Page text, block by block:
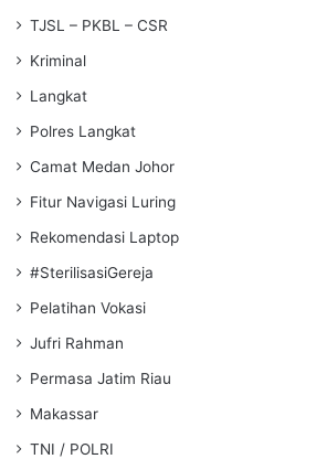
TJSL – PKBL – CSR
Kriminal
Langkat
Polres Langkat
Camat Medan Johor
Fitur Navigasi Luring
Rekomendasi Laptop
#SterilisasiGereja
Pelatihan Vokasi
Jufri Rahman
Permasa Jatim Riau
Makassar
TNI / POLRI